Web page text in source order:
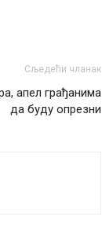
Сљедећи чланак
апел грађанима
да буду опрезни